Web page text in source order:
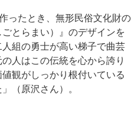
ったとき、無形民俗文化財の
ごとらまい）』のデザインを
組の勇士が高い梯子で曲芸
人はこの伝統を心から誇り
観がしっかり根付いている
（原沢さん）。